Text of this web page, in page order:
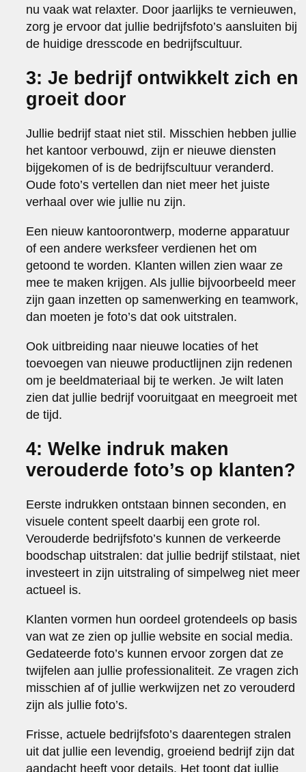
nu vaak wat relaxter. Door jaarlijks te vernieuwen,
zorg je ervoor dat jullie bedrijfsfoto’s aansluiten bij
de huidige dresscode en bedrijfscultuur.
3: Je bedrijf ontwikkelt zich en
groeit door
Jullie bedrijf staat niet stil. Misschien hebben jullie
het kantoor verbouwd, zijn er nieuwe diensten
bijgekomen of is de bedrijfscultuur veranderd.
Oude foto’s vertellen dan niet meer het juiste
verhaal over wie jullie nu zijn.
Een nieuw kantoorontwerp, moderne apparatuur
of een andere werksfeer verdienen het om
getoond te worden. Klanten willen zien waar ze
mee te maken krijgen. Als jullie bijvoorbeeld meer
zijn gaan inzetten op samenwerking en teamwork,
dan moeten je foto’s dat ook uitstralen.
Ook uitbreiding naar nieuwe locaties of het
toevoegen van nieuwe productlijnen zijn redenen
om je beeldmateriaal bij te werken. Je wilt laten
zien dat jullie bedrijf vooruitgaat en meegroeit met
de tijd.
4: Welke indruk maken
verouderde foto’s op klanten?
Eerste indrukken ontstaan binnen seconden, en
visuele content speelt daarbij een grote rol.
Verouderde bedrijfsfoto’s kunnen de verkeerde
boodschap uitstralen: dat jullie bedrijf stilstaat, niet
investeert in zijn uitstraling of simpelweg niet meer
actueel is.
Klanten vormen hun oordeel grotendeels op basis
van wat ze zien op jullie website en social media.
Gedateerde foto’s kunnen ervoor zorgen dat ze
twijfelen aan jullie professionaliteit. Ze vragen zich
misschien af of jullie werkwijzen net zo verouderd
zijn als jullie foto’s.
Frisse, actuele bedrijfsfoto’s daarentegen stralen
uit dat jullie een levendig, groeiend bedrijf zijn dat
aandacht heeft voor details. Het toont dat jullie